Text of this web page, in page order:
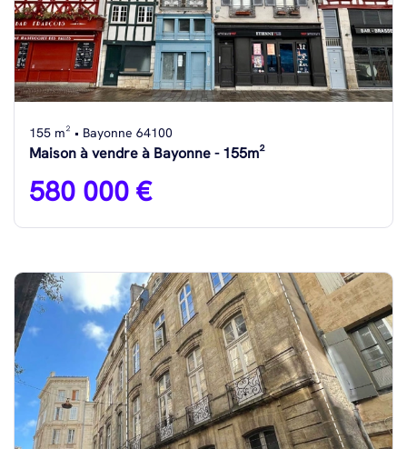
155 m² • Bayonne 64100
Maison à vendre à Bayonne - 155m²
580 000 €